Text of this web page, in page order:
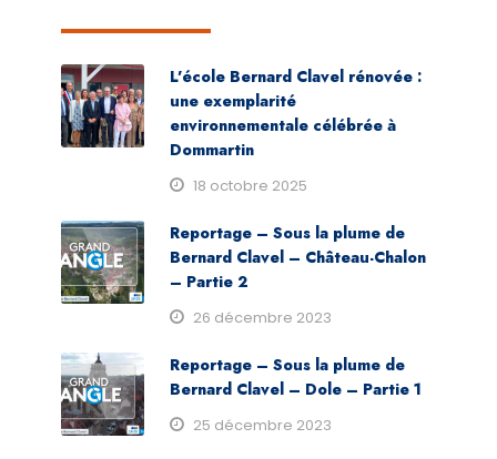
L’école Bernard Clavel rénovée :
une exemplarité
environnementale célébrée à
Dommartin
18 octobre 2025
Reportage – Sous la plume de
Bernard Clavel – Château-Chalon
– Partie 2
26 décembre 2023
Reportage – Sous la plume de
Bernard Clavel – Dole – Partie 1
25 décembre 2023